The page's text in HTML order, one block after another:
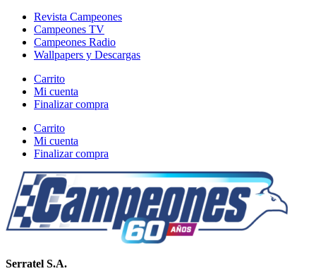
Revista Campeones
Campeones TV
Campeones Radio
Wallpapers y Descargas
Carrito
Mi cuenta
Finalizar compra
Carrito
Mi cuenta
Finalizar compra
Serratel S.A.